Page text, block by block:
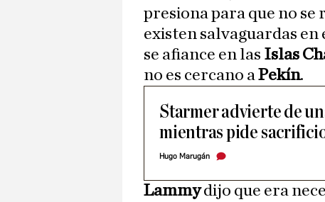
presiona para que no se
existen salvaguardas
se afiance en las Islas
no es cercano aPekín.
Starmer advierte de
mientras pide
Hugo Marugán
Lammydijo que era